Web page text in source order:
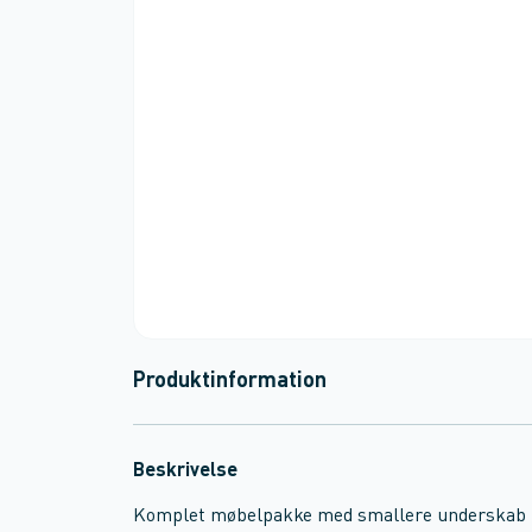
Produktinformation
Beskrivelse
Komplet møbelpakke med smallere underskab